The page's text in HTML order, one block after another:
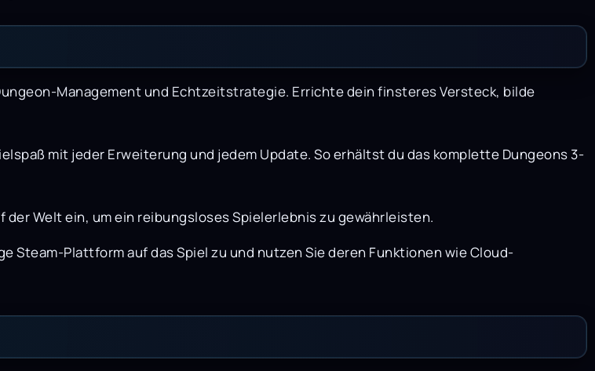
Management und Echtzeitstrategie. Errichte dein finsteres Versteck, bilde
mit jeder Erweiterung und jedem Update. So erhältst du das komplette Dungeons 3-
der Welt ein, um ein reibungsloses Spielerlebnis zu gewährleisten.
Steam-Plattform auf das Spiel zu und nutzen Sie deren Funktionen wie Cloud-